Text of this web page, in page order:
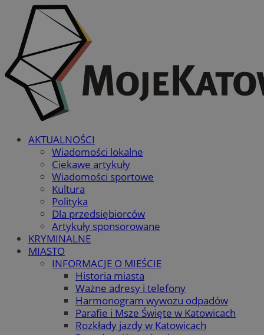
AKTUALNOŚCI
Wiadomości lokalne
Ciekawe artykuły
Wiadomości sportowe
Kultura
Polityka
Dla przedsiębiorców
Artykuły sponsorowane
KRYMINALNE
MIASTO
INFORMACJE O MIEŚCIE
Historia miasta
Ważne adresy i telefony
Harmonogram wywozu odpadów
Parafie i Msze Święte w Katowicach
Rozkłady jazdy w Katowicach